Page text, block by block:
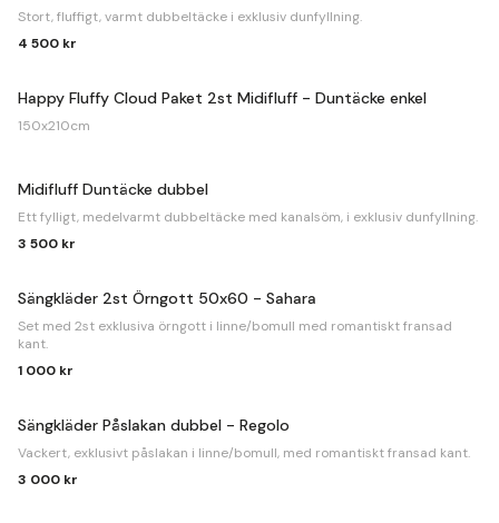
Stort, fluffigt, varmt dubbeltäcke i exklusiv dunfyllning.
4 500 kr
Happy Fluffy Cloud Paket 2st Midifluff - Duntäcke enkel
150x210cm
Midifluff Duntäcke dubbel
Ett fylligt, medelvarmt dubbeltäcke med kanalsöm, i exklusiv dunfyllning.
3 500 kr
Sängkläder 2st Örngott 50x60 - Sahara
Set med 2st exklusiva örngott i linne/bomull med romantiskt fransad
kant.
1 000 kr
Sängkläder Påslakan dubbel - Regolo
Vackert, exklusivt påslakan i linne/bomull, med romantiskt fransad kant.
3 000 kr